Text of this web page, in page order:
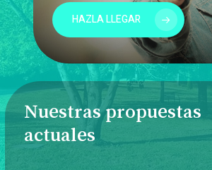
HAZLA LLEGAR
Nuestras propuestas
actuales